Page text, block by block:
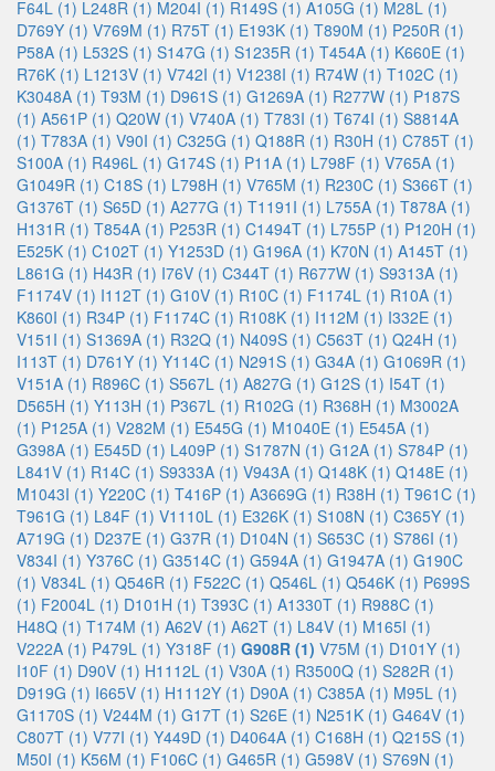
F64L (1) L248R (1) M204I (1) R149S (1) A105G (1) M28L (1)
D769Y (1) V769M (1) R75T (1) E193K (1) T890M (1) P250R (1)
P58A (1) L532S (1) S147G (1) S1235R (1) T454A (1) K660E (1)
R76K (1) L1213V (1) V742I (1) V1238I (1) R74W (1) T102C (1)
K3048A (1) T93M (1) D961S (1) G1269A (1) R277W (1) P187S
(1) A561P (1) Q20W (1) V740A (1) T783I (1) T674I (1) S8814A
(1) T783A (1) V90I (1) C325G (1) Q188R (1) R30H (1) C785T (1)
S100A (1) R496L (1) G174S (1) P11A (1) L798F (1) V765A (1)
G1049R (1) C18S (1) L798H (1) V765M (1) R230C (1) S366T (1)
G1376T (1) S65D (1) A277G (1) T1191I (1) L755A (1) T878A (1)
H131R (1) T854A (1) P253R (1) C1494T (1) L755P (1) P120H (1)
E525K (1) C102T (1) Y1253D (1) G196A (1) K70N (1) A145T (1)
L861G (1) H43R (1) I76V (1) C344T (1) R677W (1) S9313A (1)
F1174V (1) I112T (1) G10V (1) R10C (1) F1174L (1) R10A (1)
K860I (1) R34P (1) F1174C (1) R108K (1) I112M (1) I332E (1)
V151I (1) S1369A (1) R32Q (1) N409S (1) C563T (1) Q24H (1)
I113T (1) D761Y (1) Y114C (1) N291S (1) G34A (1) G1069R (1)
V151A (1) R896C (1) S567L (1) A827G (1) G12S (1) I54T (1)
D565H (1) Y113H (1) P367L (1) R102G (1) R368H (1) M3002A
(1) P125A (1) V282M (1) E545G (1) M1040E (1) E545A (1)
G398A (1) E545D (1) L409P (1) S1787N (1) G12A (1) S784P (1)
L841V (1) R14C (1) S9333A (1) V943A (1) Q148K (1) Q148E (1)
M1043I (1) Y220C (1) T416P (1) A3669G (1) R38H (1) T961C (1)
T961G (1) L84F (1) V1110L (1) E326K (1) S108N (1) C365Y (1)
A719G (1) D237E (1) G37R (1) D104N (1) S653C (1) S786I (1)
V834I (1) Y376C (1) G3514C (1) G594A (1) G1947A (1) G190C
(1) V834L (1) Q546R (1) F522C (1) Q546L (1) Q546K (1) P699S
(1) F2004L (1) D101H (1) T393C (1) A1330T (1) R988C (1)
H48Q (1) T174M (1) A62V (1) A62T (1) L84V (1) M165I (1)
V222A (1) P479L (1) Y318F (1) G908R (1) V75M (1) D101Y (1)
I10F (1) D90V (1) H1112L (1) V30A (1) R3500Q (1) S282R (1)
D919G (1) I665V (1) H1112Y (1) D90A (1) C385A (1) M95L (1)
G1170S (1) V244M (1) G17T (1) S26E (1) N251K (1) G464V (1)
C807T (1) V77I (1) Y449D (1) D4064A (1) C168H (1) Q215S (1)
M50I (1) K56M (1) F106C (1) G465R (1) G598V (1) S769N (1)